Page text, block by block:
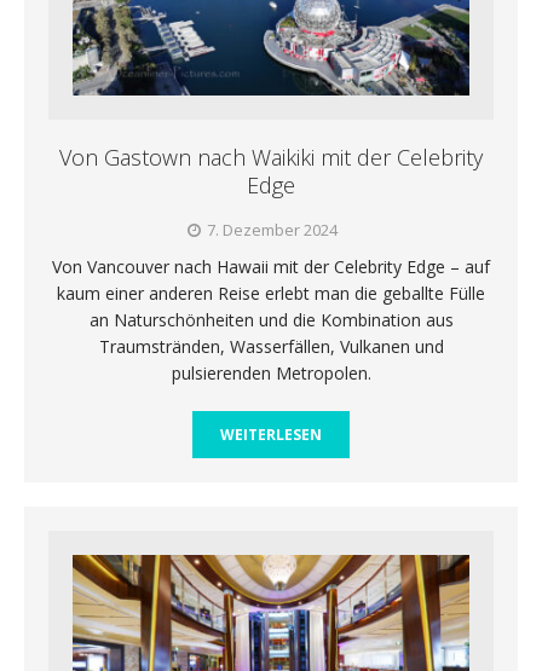
Von Gastown nach Waikiki mit der Celebrity
Edge
7. Dezember 2024
Von Vancouver nach Hawaii mit der Celebrity Edge – auf
kaum einer anderen Reise erlebt man die geballte Fülle
an Naturschönheiten und die Kombination aus
Traumstränden, Wasserfällen, Vulkanen und
pulsierenden Metropolen.
WEITERLESEN